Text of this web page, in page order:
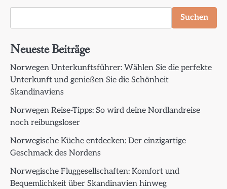
Suchen
Neueste Beiträge
Norwegen Unterkunftsführer: Wählen Sie die perfekte
Unterkunft und genießen Sie die Schönheit
Skandinaviens
Norwegen Reise-Tipps: So wird deine Nordlandreise
noch reibungsloser
Norwegische Küche entdecken: Der einzigartige
Geschmack des Nordens
Norwegische Fluggesellschaften: Komfort und
Bequemlichkeit über Skandinavien hinweg